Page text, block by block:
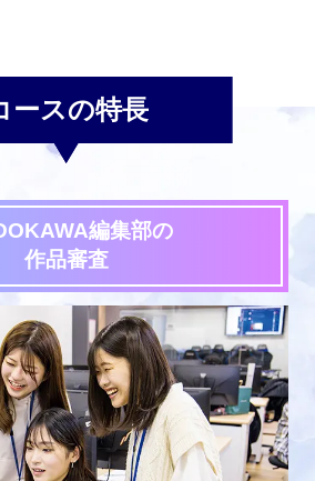
ースの特長
編集部の
作品審査